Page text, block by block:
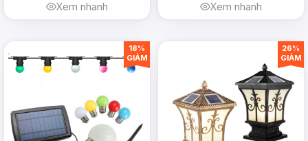
Xem nhanh Xem nhanh
18%
GIẢM
26%
GIẢM